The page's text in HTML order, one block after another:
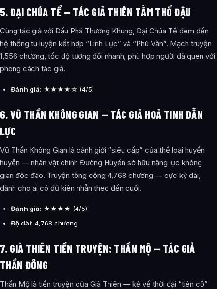
5. ĐẠI CHÚA TỂ — TÁC GIẢ THIÊN TẰM THỔ ĐẬU
Cùng tác giả với Đấu Phá Thương Khung, Đại Chúa Tể đem đến
hệ thống tu luyện kết hợp “Linh Lực” và “Phù Văn”. Mạch truyện
1,556 chương, tốc độ tương đối nhanh, phù hợp người đã quen với
phong cách tác giả.
Đánh giá: ★★★★☆ (4/5)
6. VŨ THẦN KHÔNG GIAN — TÁC GIẢ HOẢ TINH DẪN
LỰC
Vũ Thần Không Gian là cảnh giới “siêu cấp” của thể loại huyền
huyễn — nhân vật chính Đường Huyền sở hữu năng lực không
gian độc đáo. Truyện tổng cộng 4,768 chương — cực kỳ dài,
dành cho ai có đủ kiên nhẫn theo đến cuối.
Đánh giá: ★★★★ (4/5)
Độ dài: 4,768 chương
7. GIÀ THIÊN TIỀN TRUYỆN: THẦN MỘ — TÁC GIẢ
THẦN ĐÔNG
Thần Mộ là tiền truyện của Già Thiên — kể về thời đại “tiên cổ”